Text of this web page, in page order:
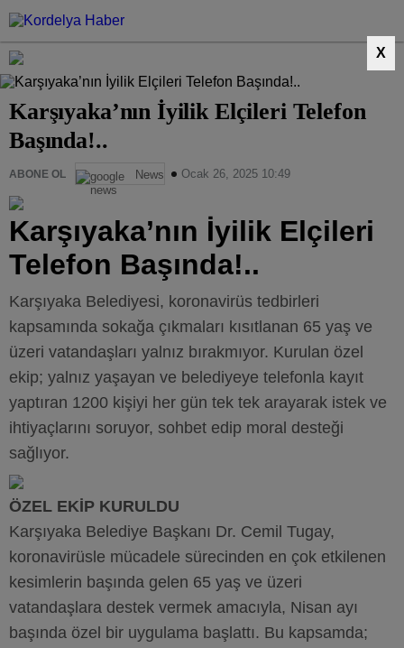
X
Karşıyaka’nın İyilik Elçileri Telefon
Başında!..
ABONE OL News Ocak 26, 2025 10:49
Karşıyaka’nın İyilik Elçileri
Telefon Başında!..
Karşıyaka Belediyesi, koronavirüs tedbirleri
kapsamında sokağa çıkmaları kısıtlanan 65 yaş ve
üzeri vatandaşları yalnız bırakmıyor. Kurulan özel
ekip; yalnız yaşayan ve belediyeye telefonla kayıt
yaptıran 1200 kişiyi her gün tek tek arayarak istek ve
ihtiyaçlarını soruyor, sohbet edip moral desteği
sağlıyor.
ÖZEL EKİP KURULDU
Karşıyaka Belediye Başkanı Dr. Cemil Tugay,
koronavirüsle mücadele sürecinden en çok etkilenen
kesimlerin başında gelen 65 yaş ve üzeri
vatandaşlara destek vermek amacıyla, Nisan ayı
başında özel bir uygulama başlattı. Bu kapsamda;